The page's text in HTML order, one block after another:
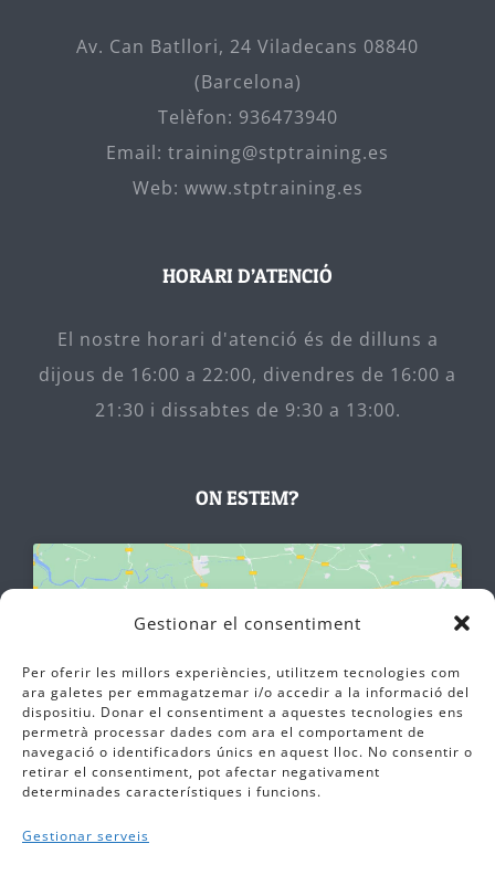
Gestionar el consentiment
Per oferir les millors experiències, utilitzem tecnologies com
ara galetes per emmagatzemar i/o accedir a la informació del
dispositiu. Donar el consentiment a aquestes tecnologies ens
permetrà processar dades com ara el comportament de
navegació o identificadors únics en aquest lloc. No consentir o
retirar el consentiment, pot afectar negativament
determinades característiques i funcions.
Gestionar serveis
Av. Can Batllori, 24 Viladecans 08840
(Barcelona)
Telèfon: 936473940
Email: training@stptraining.es
Web: www.stptraining.es
HORARI D’ATENCIÓ
El nostre horari d'atenció és de dilluns a
dijous de 16:00 a 22:00, divendres de 16:00 a
21:30 i dissabtes de 9:30 a 13:00.
ON ESTEM?
Google maps
Política de cookies
Estic d'acord